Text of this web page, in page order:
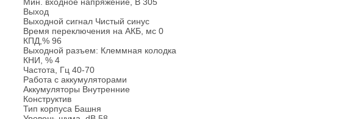
Выход
Выходной сигнал Чистый синус
Время переключения на АКБ, мс 0
КПД,% 96
Выходной разъем: Клеммная колодка
КНИ, % 4
Частота, Гц 40-70
Работа с аккумуляторами
Аккумуляторы Внутренние
Конструктив
Тип корпуса Башня